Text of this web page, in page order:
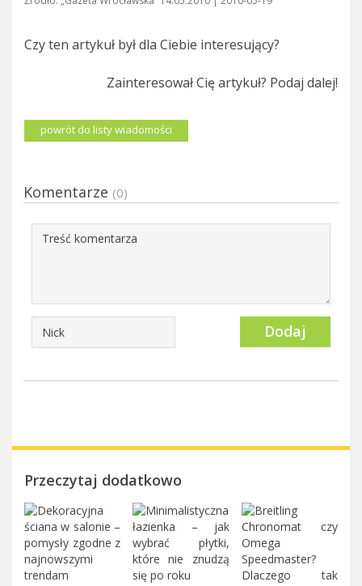
Czy ten artykuł był dla Ciebie interesujący?
Zainteresował Cię artykuł? Podaj dalej!
powrót do listy wiadomości
Komentarze (0)
Dodaj
Przeczytaj dodatkowo